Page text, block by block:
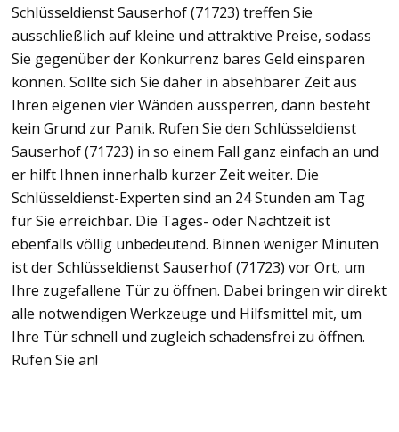
Schlüsseldienst Sauserhof (71723) treffen Sie
ausschließlich auf kleine und attraktive Preise, sodass
Sie gegenüber der Konkurrenz bares Geld einsparen
können. Sollte sich Sie daher in absehbarer Zeit aus
Ihren eigenen vier Wänden aussperren, dann besteht
kein Grund zur Panik. Rufen Sie den Schlüsseldienst
Sauserhof (71723) in so einem Fall ganz einfach an und
er hilft Ihnen innerhalb kurzer Zeit weiter. Die
Schlüsseldienst-Experten sind an 24 Stunden am Tag
für Sie erreichbar. Die Tages- oder Nachtzeit ist
ebenfalls völlig unbedeutend. Binnen weniger Minuten
ist der Schlüsseldienst Sauserhof (71723) vor Ort, um
Ihre zugefallene Tür zu öffnen. Dabei bringen wir direkt
alle notwendigen Werkzeuge und Hilfsmittel mit, um
Ihre Tür schnell und zugleich schadensfrei zu öffnen.
Rufen Sie an!